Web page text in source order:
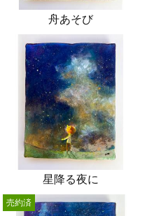
舟あそび
星降る夜に
売約済